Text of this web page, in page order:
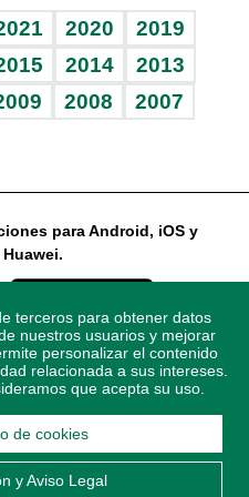
2020
2019
2014
2013
2008
2007
para Android, iOS y
derechos reservados.
enContactocon nosotros y
terceros para obtener datos
nuestros usuarios y mejorar
personalizar el contenido
relacionada a sus intereses.
que acepta su uso.
de cookies
y Aviso Legal